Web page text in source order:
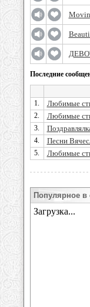
Последние
1. Любимые
2. Любимые
3.
4. Песни
5. Любимые
Популярное в